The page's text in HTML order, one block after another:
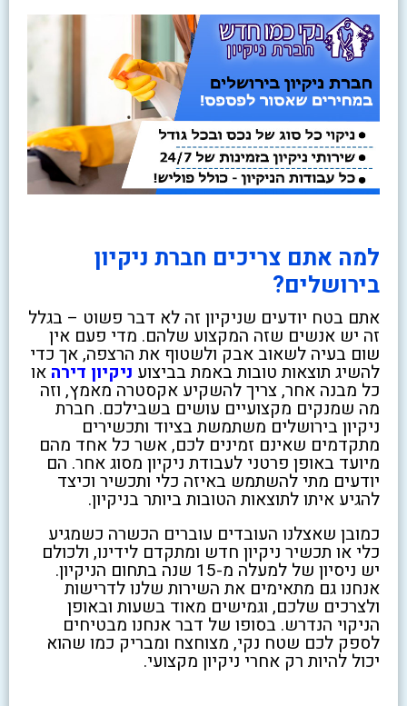
למה אתם צריכים חברת ניקיון
בירושלים?
אתם בטח יודעים שניקיון זה לא דבר פשוט – בגלל
זה יש אנשים שזה המקצוע שלהם. מדי פעם אין
שום בעיה לשאוב אבק ולשטוף את הרצפה, אך כדי
להשיג תוצאות טובות באמת בביצוע ניקיון דירה או
כל מבנה אחר, צריך להשקיע אקסטרה מאמץ, וזה
מה שמנקים מקצועיים עושים בשבילכם. חברת
ניקיון בירושלים משתמשת בציוד ותכשירים
מתקדמים שאינם זמינים לכם, אשר כל אחד מהם
מיועד באופן פרטני לעבודת ניקיון מסוג אחר. הם
יודעים מתי להשתמש באיזה כלי ותכשיר וכיצד
להגיע איתו לתוצאות הטובות ביותר בניקיון.
כמובן שאצלנו העובדים עוברים הכשרה כשמגיע
כלי או תכשיר ניקיון חדש ומתקדם לידינו, ולכולם
יש ניסיון של למעלה מ-15 שנה בתחום הניקיון.
אנחנו גם מתאימים את השירות שלנו לדרישות
ולצרכים שלכם, וגמישים מאוד בשעות ובאופן
הניקוי הנדרש. בסופו של דבר אנחנו מבטיחים
לספק לכם שטח נקי, מצוחצח ומבריק כמו שהוא
יכול להיות רק אחרי ניקיון מקצועי.